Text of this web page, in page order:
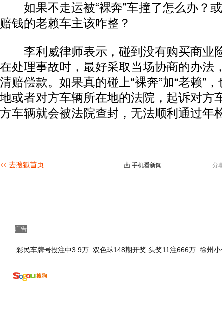
如果不走运被“裸奔”车撞了怎么办？
赔钱的老赖车主该咋整？
李利威律师表示，碰到没有购买商业
在处理事故时，最好采取当场协商的办法
清赔偿款。如果真的碰上“裸奔”加“老赖”
地或者对方车辆所在地的法院，起诉对方
方车辆就会被法院查封，无法顺利通过年
分
手机看新闻
广告
彩民车牌号投注中3.9万 双色球148期开奖:头奖11注666万 徐州